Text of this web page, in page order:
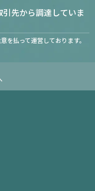
先から調達していま
を払って運営しております。